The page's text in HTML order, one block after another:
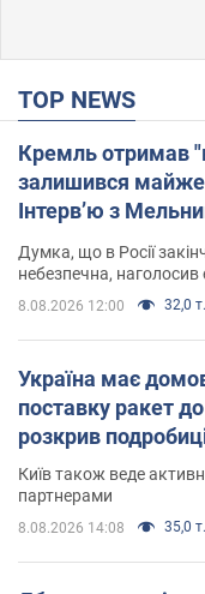
TOP NEWS
Кремль отримав
залишився майже
Інтерв’ю з
Думка, що в Росії
небезпечна, наголосив
8.08.2026 12:00 32,0 т.
Україна має
поставку ракет
розкрив
Київ також веде
партнерами
8.08.2026 14:08 35,0 т.